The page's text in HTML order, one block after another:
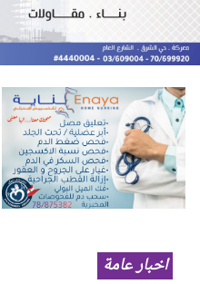
اخبار عامة